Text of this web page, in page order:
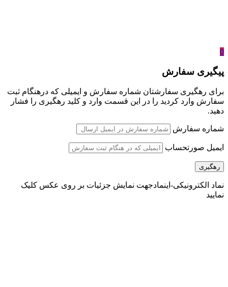
0
پیگیری سفارش
برای رهگیری سفارشتان شماره سفارش و ایمیلی که درهنگام ثبت
سفارش وارد کردید را در این قسمت وارد و کلید رهگیری را فشار
دهید.
شماره سفارش
ایمیل صورتحساب
رهگیری
نماد الکترونیکی-اینمادجهت نمایش جزئیات بر روی عکس کلیک
نمایید